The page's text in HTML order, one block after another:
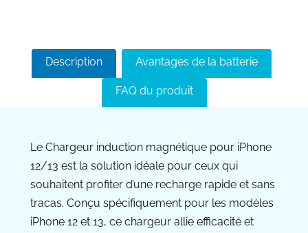
Description Avantages de la batterie
FAQ du produit
Le Chargeur induction magnétique pour iPhone
12/13 est la solution idéale pour ceux qui
souhaitent profiter d’une recharge rapide et sans
tracas. Conçu spécifiquement pour les modèles
iPhone 12 et 13, ce chargeur allie efficacité et